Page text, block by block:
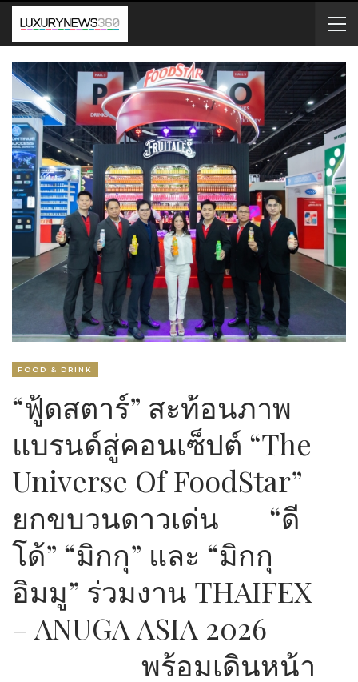
FOOD & DRINK
“ฟู้ดสตาร์” สะท้อนภาพ
แบรนด์สู่คอนเซ็ปต์ “The
Universe Of FoodStar”
ยกขบวนดาวเด่น “ดี
โด้” “มิกกุ” และ “มิกกุ
อิมมู” ร่วมงาน THAIFEX
– ANUGA ASIA 2026
พร้อมเดินหน้า